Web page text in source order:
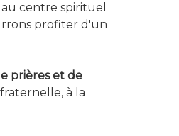
centre spirituel
profiter d'un
prières et de
à la